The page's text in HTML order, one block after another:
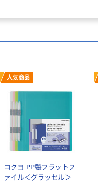
人気商品
コクヨ PP製フラットフ
ァイル＜グラッセル＞